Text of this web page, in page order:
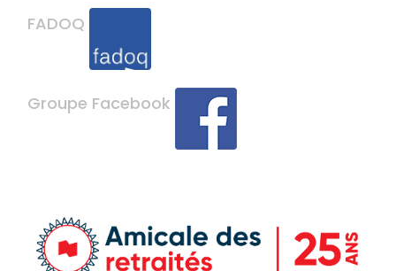
FADOQ
Groupe Facebook